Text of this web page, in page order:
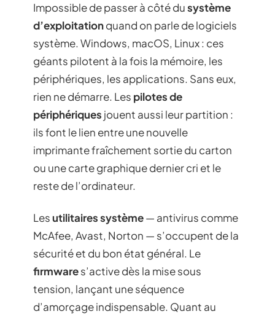
Impossible de passer à côté dusystème
d’exploitationquand on parle de logiciels
système. Windows, macOS, Linux : ces
géants pilotent à la fois la mémoire, les
périphériques, les applications. Sans eux,
rien ne démarre. Les pilotes de
périphériques jouent aussi leur partition :
ils font le lien entre une nouvelle
imprimante fraîchement sortie du carton
ou une carte graphique dernier cri et le
reste de l’ordinateur.
Lesutilitaires système— antivirus comme
McAfee, Avast, Norton — s’occupent de la
sécurité et du bon état général. Le
firmwares’active dès la mise sous
tension, lançant une séquence
d’amorçage indispensable. Quant au